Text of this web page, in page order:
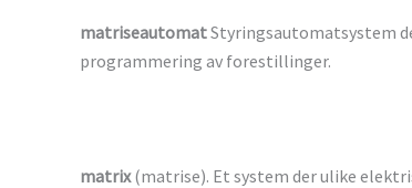
matriseautomatStyringsautomatsystem
programmering av forestillinger.
matrix(matrise). Et system der ulike